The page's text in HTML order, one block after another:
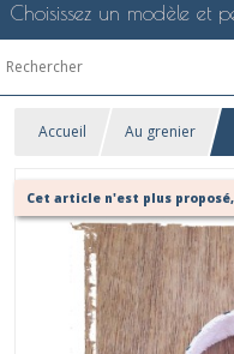
Accueil Au grenier